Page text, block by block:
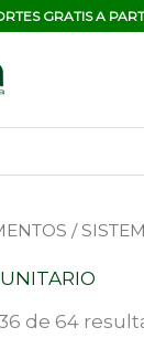
GRATIS A
/
de 64